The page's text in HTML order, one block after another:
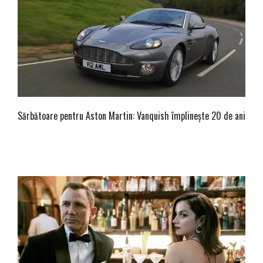
Sărbătoare pentru Aston Martin: Vanquish împlinește 20 de ani